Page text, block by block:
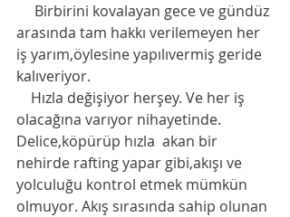
arasında tam hakkı verilemeyen her
iş yarım,öylesine yapılıvermiş geride
kalıveriyor.
olacağına varıyor nihayetinde.
Delice,köpürüp hızla  akan bir
nehirde rafting yapar gibi,akışı ve
yolculuğu kontrol etmek mümkün
olmuyor. Akış sırasında sahip olunan